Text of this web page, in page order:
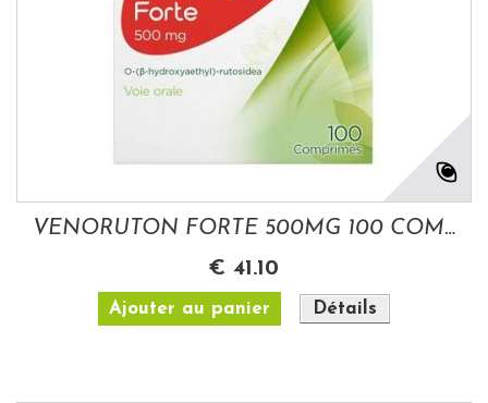
VENORUTON FORTE 500MG 100 COMP
€ 41.10
Ajouter au panier Détails